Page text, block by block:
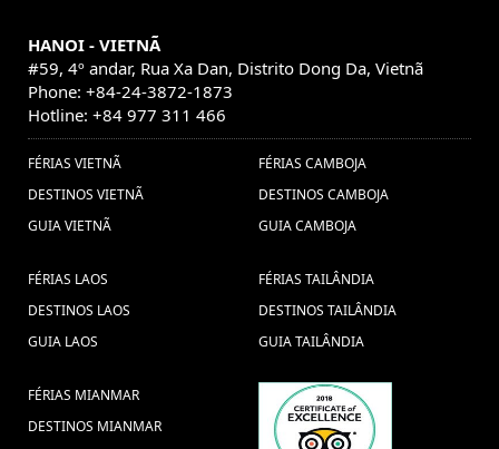
HANOI - VIETNÃ
#59, 4º andar, Rua Xa Dan, Distrito Dong Da, Vietnã
Phone: +84-24-3872-1873
Hotline: +84 977 311 466
FÉRIAS VIETNÃ
DESTINOS VIETNÃ
GUIA VIETNÃ
FÉRIAS CAMBOJA
DESTINOS CAMBOJA
GUIA CAMBOJA
FÉRIAS LAOS
DESTINOS LAOS
GUIA LAOS
FÉRIAS TAILÂNDIA
DESTINOS TAILÂNDIA
GUIA TAILÂNDIA
FÉRIAS MIANMAR
DESTINOS MIANMAR